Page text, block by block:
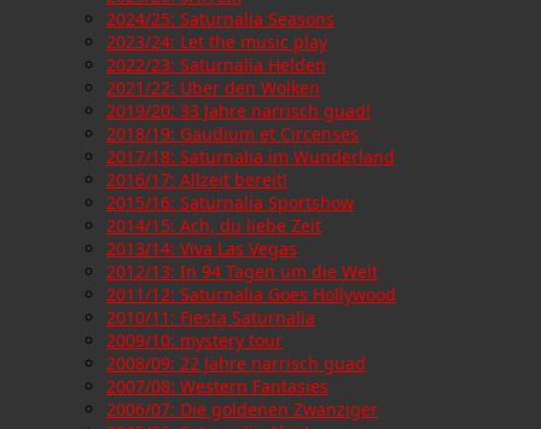
2024/25: Saturnalia Seasons
2023/24: Let the music play
2022/23: Saturnalia Helden
2021/22: Über den Wolken
2019/20: 33 Jahre narrisch guad!
2018/19: Gaudium et Circenses
2017/18: Saturnalia im Wunderland
2016/17: Allzeit bereit!
2015/16: Saturnalia Sportshow
2014/15: Ach, du liebe Zeit
2013/14: Viva Las Vegas
2012/13: In 94 Tagen um die Welt
2011/12: Saturnalia Goes Hollywood
2010/11: Fiesta Saturnalia
2009/10: mystery tour
2008/09: 22 Jahre narrisch guad
2007/08: Western Fantasies
2006/07: Die goldenen Zwanziger